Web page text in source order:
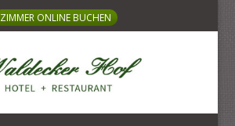
ZIMMER ONLINE BUCHEN